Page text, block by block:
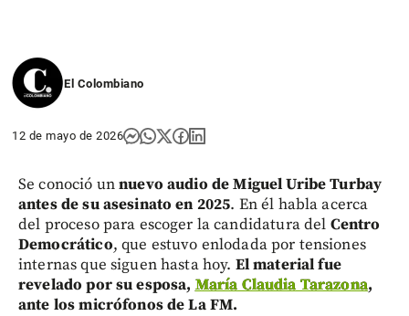
El Colombiano
12 de mayo de 2026
Se conoció unnuevo audio de Miguel Uribe Turbay
antes de su asesinato en 2025. En él habla acerca
del proceso para escoger la candidatura del Centro
Democrático, que estuvo enlodada por tensiones
internas que siguen hasta hoy. El material fue
revelado por su esposa, María Claudia Tarazona,
ante los micrófonos de La FM.